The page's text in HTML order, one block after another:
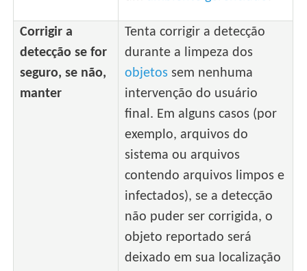
Corrigir a
detecção se for
seguro, se não,
manter
Tenta corrigir a detecção
durante a limpeza dos
objetos sem nenhuma
intervenção do usuário
final. Em alguns casos (por
exemplo, arquivos do
sistema ou arquivos
contendo arquivos limpos e
infectados), se a detecção
não puder ser corrigida, o
objeto reportado será
deixado em sua localização